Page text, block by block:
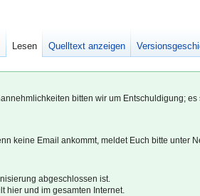
bitten wir um Entschuldigung;
keine Email ankommt, meldet Euch bitte unter
abgeschlossen ist.
hier und im gesamten Internet.
Lesen Quelltext anzeigen